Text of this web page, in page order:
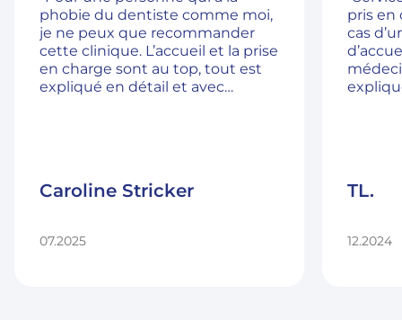
phobie du dentiste comme moi,
je ne peux que recommander
cette clinique. L’accueil et la prise
en charge sont au top, tout est
expliqué en détail et avec
Caroline Stricker
07.2025
pris en
cas
TL.
12.2024